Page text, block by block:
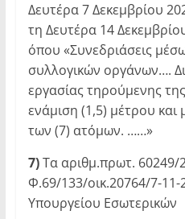
Δευτέρα 7 Δεκεμβρίου
τη Δευτέρα 14
όπου «Συνεδριάσεις
συλλογικών οργάνων….
εργασίας τηρούμενης
ενάμιση (1,5) μέτρου
των (7) ατόμων. ……»
7)Τα αριθμ.πρωτ. 60249/
Φ.69/133/οικ.20764/7-
Υπουργείου Εσωτερικών